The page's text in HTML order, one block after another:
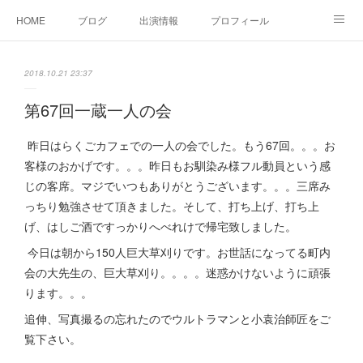
HOME ブログ 出演情報 プロフィール
2018.10.21 23:37
第67回一蔵一人の会
昨日はらくごカフェでの一人の会でした。もう67回。。。お
客様のおかげです。。。昨日もお馴染み様フル動員という感
じの客席。マジでいつもありがとうございます。。。三席み
っちり勉強させて頂きました。そして、打ち上げ、打ち上
げ、はしご酒ですっかりへべれけで帰宅致しました。
今日は朝から150人巨大草刈りです。お世話になってる町内
会の大先生の、巨大草刈り。。。。迷惑かけないように頑張
ります。。。
追伸、写真撮るの忘れたのでウルトラマンと小袁治師匠をご
覧下さい。